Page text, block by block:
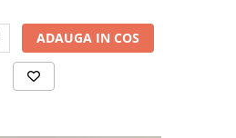
ADAUGA IN COS